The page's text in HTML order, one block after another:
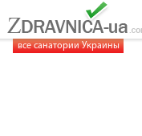
все санатории Украины